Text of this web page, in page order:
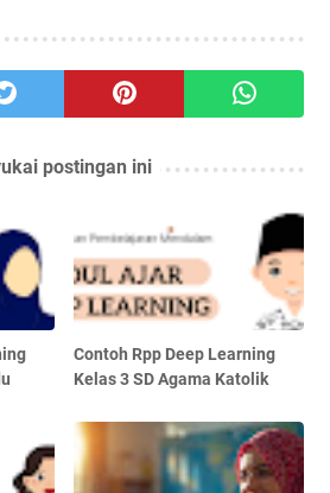
postingan ini
Contoh Rpp Deep Learning
Kelas 3 SD Agama Katolik